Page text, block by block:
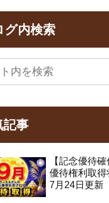
グ内検索
記事
【記念優待
優待権利取得
7月24日更新